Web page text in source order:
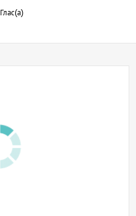
Глас(а)